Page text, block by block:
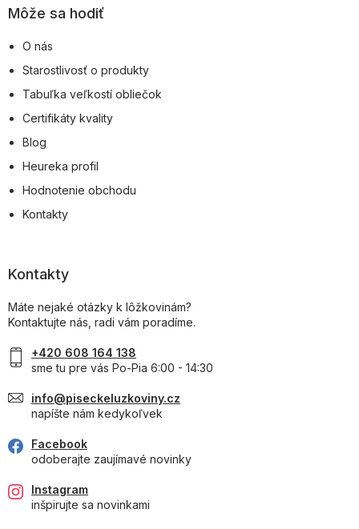
Môže sa hodiť
O nás
Starostlivosť o produkty
Tabuľka veľkostí obliečok
Certifikáty kvality
Blog
Heureka profil
Hodnotenie obchodu
Kontakty
Kontakty
Máte nejaké otázky k lôžkovinám?
Kontaktujte nás, radi vám poradíme.
+420 608 164 138
sme tu pre vás Po-Pia 6:00 - 14:30
info@piseckeluzkoviny.cz
napíšte nám kedykoľvek
Facebook
odoberajte zaujímavé novinky
Instagram
inšpirujte sa novinkami